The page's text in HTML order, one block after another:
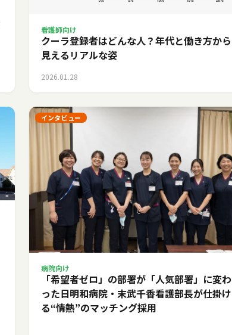
看護師向け
クーラ登録者はどんな人？年代と働き方から
見えるリアルな姿
2026.01.28
インタビュー
病院向け
「希望者ゼロ」の部署が「人気部署」に変わ
った日――明和病院・末武千香看護部長が仕掛け
る“情熱”のマッチング採用